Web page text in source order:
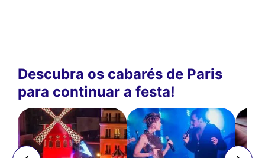
Descubra os cabarés de Paris
para continuar a festa!